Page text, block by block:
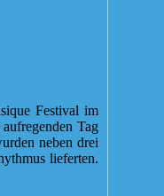
Festival im
Tag
neben drei
lieferten.